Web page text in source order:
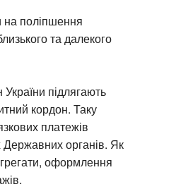
на поліпшення
та далекого
підлягають
кордон. Таку
платежів
Державних органів. Як
оформлення